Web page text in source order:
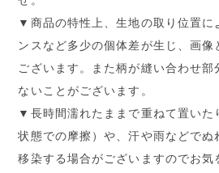
▼商品の特性上、生地の取り位置に
ンスなど多少の個体差が生じ、画像
ございます。また柄が縫い合わせ部
ないことがございます。
▼長時間濡れたままで重ねて置いた
状態での摩擦）や、汗や雨などでぬ
移染する場合がございますのでお気